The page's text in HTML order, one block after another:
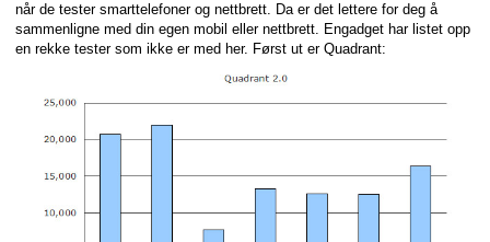
når de tester smarttelefoner og nettbrett. Da er det lettere for deg å
sammenligne med din egen mobil eller nettbrett. Engadget har listet opp
en rekke tester som ikke er med her. Først ut er Quadrant: